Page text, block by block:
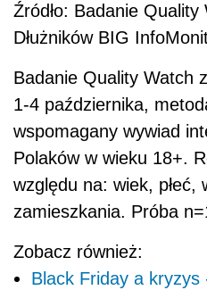
Źródło: Badanie
Dłużników BIG
Badanie Quality Watch
1-4 października,
wspomagany wywiad
Polaków w wieku 18+.
względu na: wiek, płeć,
zamieszkania. Próba
Zobacz również:
Black Friday a